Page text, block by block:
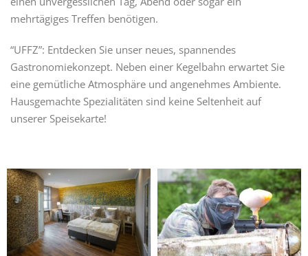
mehrtägiges Treffen benötigen.
“UFFZ”: Entdecken Sie unser neues, spannendes
Gastronomiekonzept. Neben einer Kegelbahn erwartet Sie
eine gemütliche Atmosphäre und angenehmes Ambiente.
Hausgemachte Spezialitäten sind keine Seltenheit auf
unserer Speisekarte!